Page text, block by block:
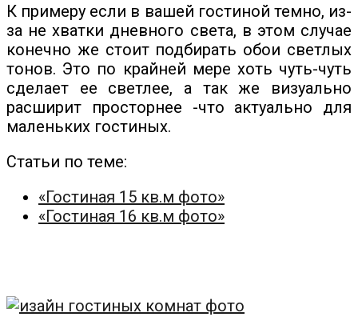
К примеру если в вашей гостиной темно, из-
за не хватки дневного света, в этом случае
конечно же стоит подбирать обои светлых
тонов. Это по крайней мере хоть чуть-чуть
сделает ее светлее, а так же визуально
расширит просторнее -что актуально для
маленьких гостиных.
Статьи по теме:
«Гостиная 15 кв.м фото»
«Гостиная 16 кв.м фото»